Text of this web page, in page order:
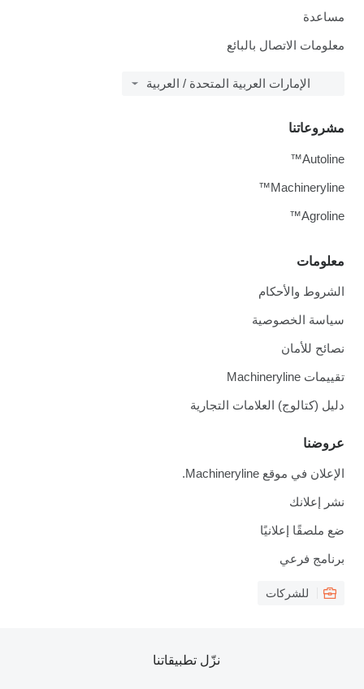
مساعدة
معلومات الاتصال بالبائع
الإمارات العربية المتحدة / العربية
معلومات
الشروط والأحكام
سياسة الخصوصية
نصائح للأمان
تقييمات Machineryline
دليل (كتالوج) العلامات التجارية
عروضنا
الإعلان في موقع Machineryline.
نشر إعلانك
ضع ملصقًا إعلانيًا
برنامج فرعي
للشركات
مشروعاتنا
Autoline™
Machineryline™
Agroline™
نزّل تطبيقاتنا